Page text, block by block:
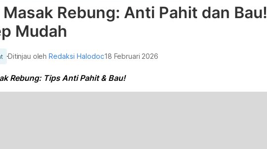
Masak Rebung: Anti Pahit dan Bau!
Mudah
Ditinjau olehRedaksi Halodoc18 Februari 2026
Rebung: Tips Anti Pahit & Bau!